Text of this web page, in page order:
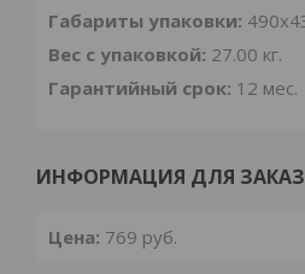
Габариты упаковки:
Вес с упаковкой: 27.00 кг.
Гарантийный срок: 12 мес.
ИНФОРМАЦИЯ ДЛЯ
Цена: 769 руб.